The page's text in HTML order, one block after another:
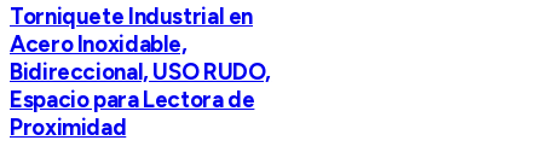
Torniquete Industrial en
Acero Inoxidable,
Bidireccional, USO RUDO,
Espacio para Lectora de
Proximidad